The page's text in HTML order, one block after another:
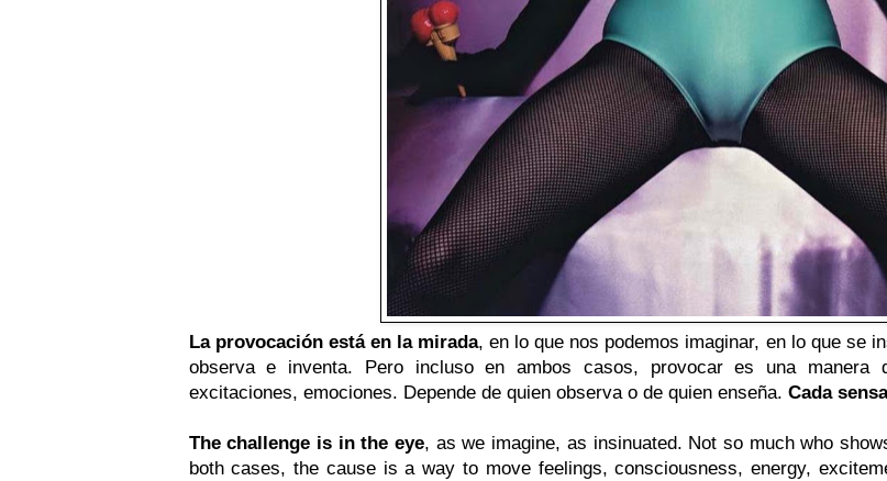
La provocación está en la mirada, en lo que nos podemos imaginar, en lo que se
observa e inventa. Pero incluso en ambos casos, provocar es una manera
excitaciones, emociones. Depende de quien observa o de quien enseña. Cada
The challenge is in the eye, as we imagine, as insinuated. Not so much who
both cases, the cause is a way to move feelings, consciousness, energy,